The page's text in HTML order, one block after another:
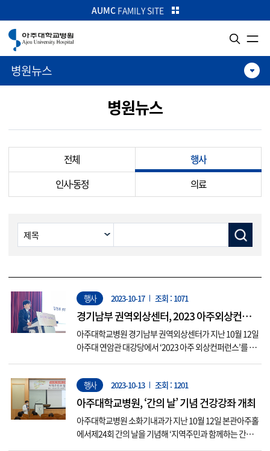
본문으로 가기
주메뉴로 가기
카피라이트로 가기
AUMCFAMILY SITE
병원뉴스
병원뉴스
전체
행사
인사·동정
의료
행사 2023-10-17 조회 : 1071
경기남부 권역외상센터, 2023 아주외상컨퍼
런스 성료
아주대학교병원 경기남부 권역외상센터가 지난 10월 12일
아주대 연암관 대강당에서 ‘2023 아주 외상컨퍼런스’를 개
개최됐다. 이날 컨퍼런스는 세션1 외상진료체계, 세션2 중
증외상 환자의 항생제 사용, 세션3 외상소생술을 주제로 마
행사 2023-10-13 조회 : 1201
아주대학교병원, ‘간의 날’ 기념 건강강좌 개최
아주대학교병원 소화기내과가 지난 10월 12일 본관아주홀
에서제24회 간의 날을 기념해 ‘지역주민과 함께하는 간질